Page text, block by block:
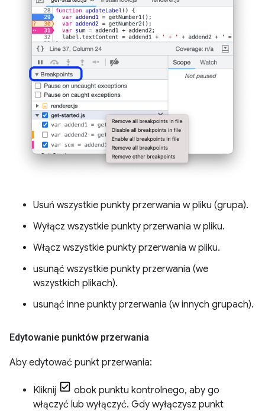
Usuń wszystkie punkty przerwania w pliku (grupa).
Wyłącz wszystkie punkty przerwania w pliku.
Włącz wszystkie punkty przerwania w pliku.
usunąć wszystkie punkty przerwania (we
wszystkich plikach).
usunąć inne punkty przerwania (w innych grupach).
Edytowanie punktów przerwania
Aby edytować punkt przerwania:
Kliknij
obok punktu kontrolnego, aby go
włączyć lub wyłączyć. Gdy wyłączysz punkt